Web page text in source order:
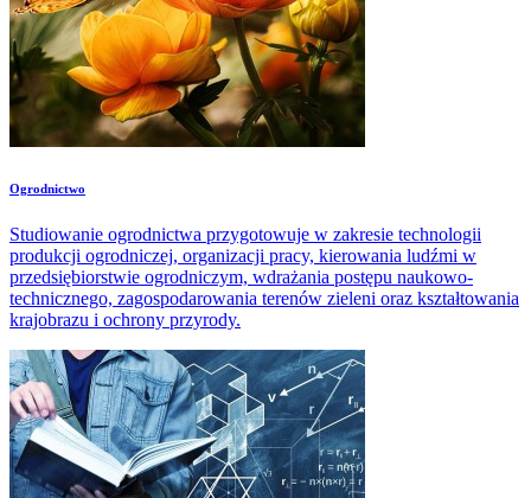
Ogrodnictwo
Studiowanie ogrodnictwa przygotowuje w zakresie technologii
produkcji ogrodniczej, organizacji pracy, kierowania ludźmi w
przedsiębiorstwie ogrodniczym, wdrażania postępu naukowo-
technicznego, zagospodarowania terenów zieleni oraz kształtowania
krajobrazu i ochrony przyrody.